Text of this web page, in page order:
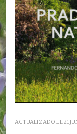
ACTUALIZADO EL21